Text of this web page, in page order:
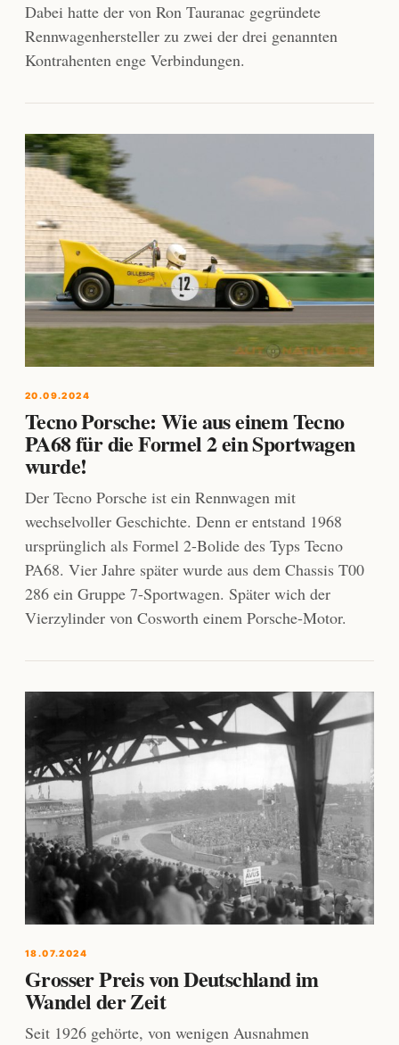
Dabei hatte der von Ron Tauranac gegründete
Rennwagenhersteller zu zwei der drei genannten
Kontrahenten enge Verbindungen.
20.09.2024
Tecno Porsche: Wie aus einem Tecno
PA68 für die Formel 2 ein Sportwagen
wurde!
Der Tecno Porsche ist ein Rennwagen mit
wechselvoller Geschichte. Denn er entstand 1968
ursprünglich als Formel 2-Bolide des Typs Tecno
PA68. Vier Jahre später wurde aus dem Chassis T00
286 ein Gruppe 7-Sportwagen. Später wich der
Vierzylinder von Cosworth einem Porsche-Motor.
18.07.2024
Grosser Preis von Deutschland im
Wandel der Zeit
Seit 1926 gehörte, von wenigen Ausnahmen